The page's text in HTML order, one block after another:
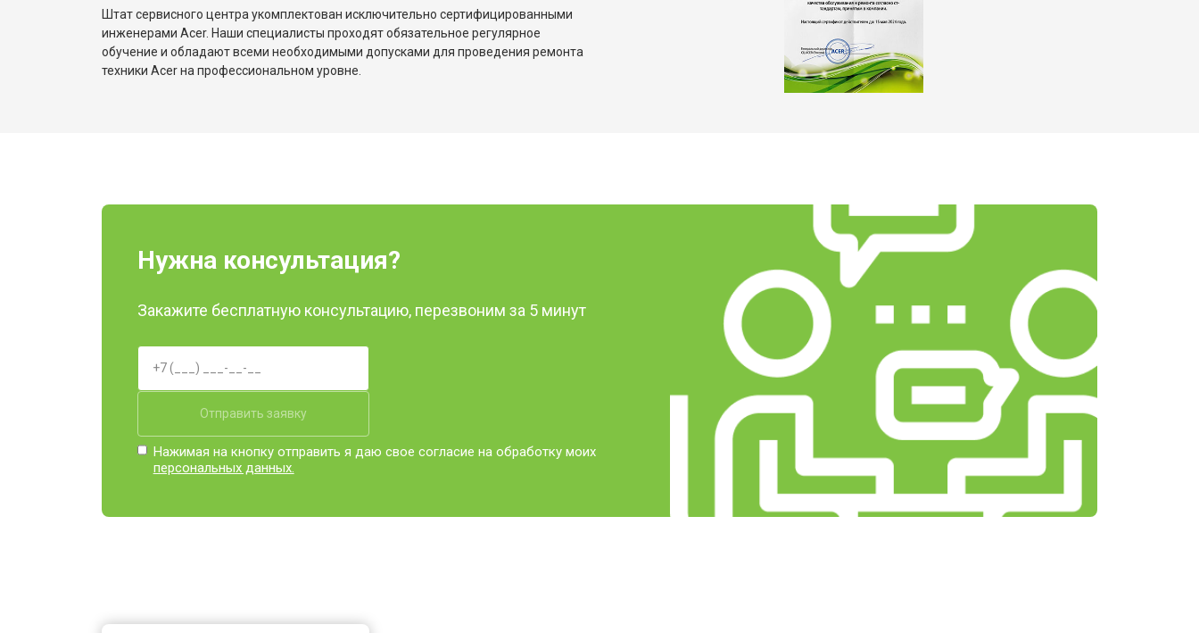
Штат сервисного центра укомплектован исключительно сертифицированными
инженерами Acer. Наши специалисты проходят обязательное регулярное
обучение и обладают всеми необходимыми допусками для проведения ремонта
техники Acer на профессиональном уровне.
Нужна консультация?
Закажите бесплатную консультацию, перезвоним за 5 минут
Отправить заявку
Нажимая на кнопку отправить я даю свое согласие на обработку моих
персональных данных.